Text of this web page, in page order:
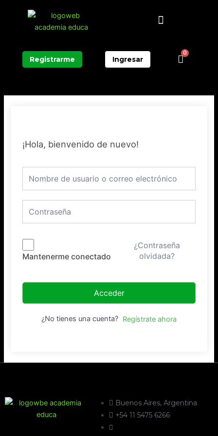
Menú
Registrarme Ingresar
0
¡Hola, bienvenido de nuevo!
Mantenerme conectado
¿Contraseña
olvidada?
Acceder
¿No tienes una cuenta? Regístrate ahora
Buenos Aires, Argentina
+54 11 5475 6266